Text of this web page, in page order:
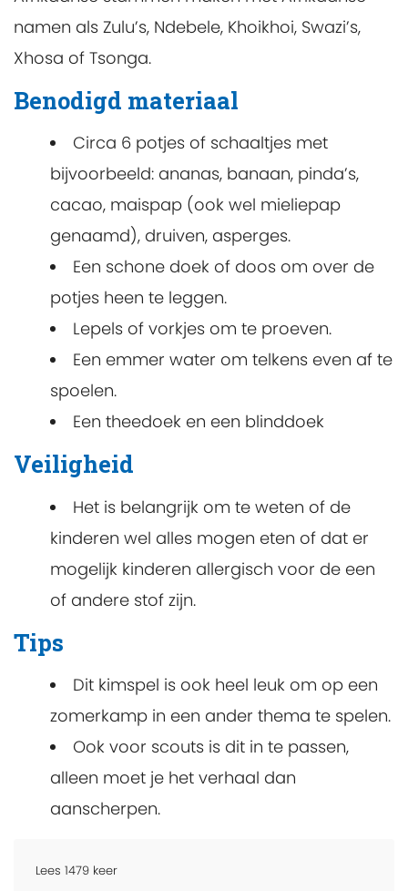
namen als Zulu’s, Ndebele, Khoikhoi, Swazi’s,
Xhosa of Tsonga.
Benodigd materiaal
Circa 6 potjes of schaaltjes met
bijvoorbeeld: ananas, banaan, pinda’s,
cacao, maispap (ook wel mieliepap
genaamd), druiven, asperges.
Een schone doek of doos om over de
potjes heen te leggen.
Lepels of vorkjes om te proeven.
Een emmer water om telkens even af te
spoelen.
Een theedoek en een blinddoek
Veiligheid
Het is belangrijk om te weten of de
kinderen wel alles mogen eten of dat er
mogelijk kinderen allergisch voor de een
of andere stof zijn.
Tips
Dit kimspel is ook heel leuk om op een
zomerkamp in een ander thema te spelen.
Ook voor scouts is dit in te passen,
alleen moet je het verhaal dan
aanscherpen.
Lees 1479 keer